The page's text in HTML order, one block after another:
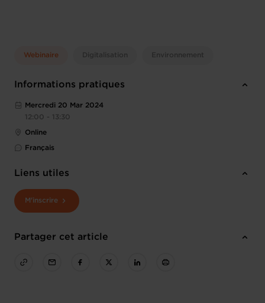
Webinaire Digitalisation Environnement
Informations pratiques
Mercredi 20 Mar 2024
12:00 - 13:30
Online
Français
Liens utiles
M'inscrire
Partager cet article